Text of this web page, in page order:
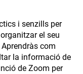
i senzills per
el seu
com
la informació de
de Zoom per